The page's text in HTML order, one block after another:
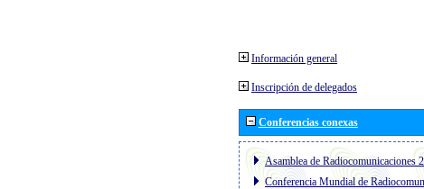
Información general
Inscripción de delegados
Conferencias conexas
Asamblea de Radiocomunicaciones
Conferencia Mundial de